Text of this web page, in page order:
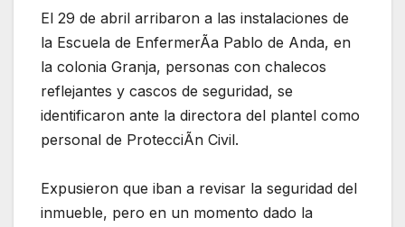
El 29 de abril arribaron a las instalaciones de
la Escuela de EnfermerÃa Pablo de Anda, en
la colonia Granja, personas con chalecos
reflejantes y cascos de seguridad, se
identificaron ante la directora del plantel como
personal de ProtecciÃn Civil.
Expusieron que iban a revisar la seguridad del
inmueble, pero en un momento dado la